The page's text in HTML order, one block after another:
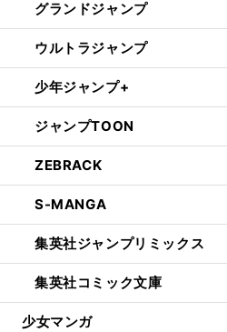
グランドジャンプ
ウルトラジャンプ
少年ジャンプ+
ジャンプTOON
ZEBRACK
S-MANGA
集英社ジャンプリミックス
集英社コミック文庫
少女マンガ